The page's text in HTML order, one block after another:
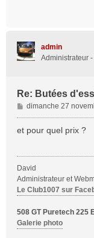
admin
Administrateur
Re: Butées
M
e
s
e
dimanche 27
et pour quel prix ?
David
Administrateur et
Le Club1007 sur
508 GT Puretech 225
Galerie photo